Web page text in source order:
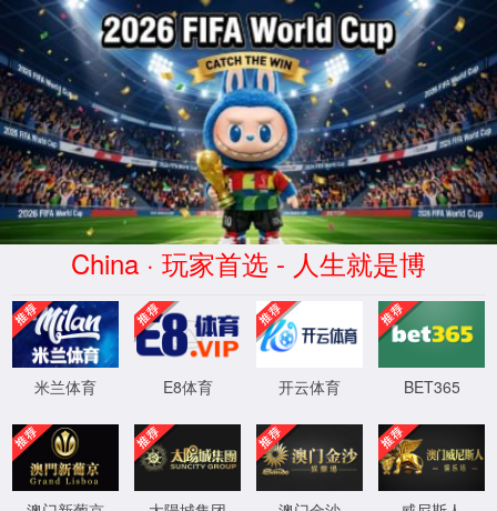
dhy大红鹰(中华)品牌公司
抱歉，您的访问疑似攻击请求，已被系统自动拦截，如为误封请
联系客服。
XML 地图